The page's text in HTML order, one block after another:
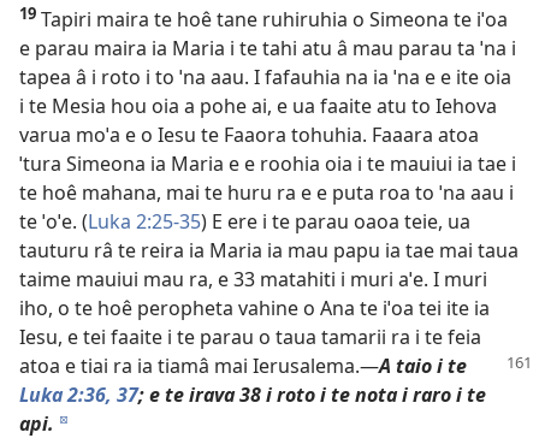
19 Tapiri maira te hoê tane ruhiruhia o Simeona te iˈoa
e parau maira ia Maria i te tahi atu â mau parau ta ˈna i
tapea â i roto i to ˈna aau. I fafauhia na ia ˈna e e ite oia
i te Mesia hou oia a pohe ai, e ua faaite atu to Iehova
varua moˈa e o Iesu te Faaora tohuhia. Faaara atoa
ˈtura Simeona ia Maria e e roohia oia i te mauiui ia tae i
te hoê mahana, mai te huru ra e e puta roa to ˈna aau i
te ˈoˈe. (Luka 2:25-35) E ere i te parau oaoa teie, ua
tauturu râ te reira ia Maria ia mau papu ia tae mai taua
taime mauiui mau ra, e 33 matahiti i muri aˈe. I muri
iho, o te hoê peropheta vahine o Ana te iˈoa tei ite ia
Iesu, e tei faaite i te parau o taua tamarii ra i te feia
atoa e tiai ra ia tiamâ mai Ierusalema.—A taioi te
Luka 2:36, 37; e te irava 38 i roto i te nota i raro i te
api. d